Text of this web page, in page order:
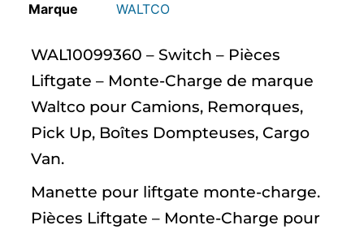
WALTCO
WAL10099360 – Switch – Pièces
Liftgate – Monte-Charge de marque
Waltco pour Camions, Remorques,
Pick Up, Boîtes Dompteuses, Cargo
Van.
Manette pour liftgate monte-charge.
Pièces Liftgate – Monte-Charge pour